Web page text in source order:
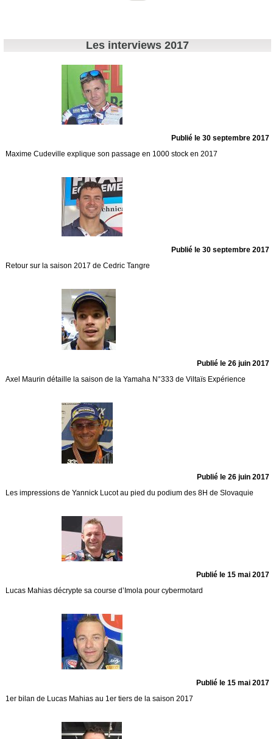
Les interviews 2017
Publié le 30 septembre 2017
Maxime Cudeville explique son passage en 1000 stock en 2017
Publié le 30 septembre 2017
Retour sur la saison 2017 de Cedric Tangre
Publié le 26 juin 2017
Axel Maurin détaille la saison de la Yamaha N°333 de Viltaïs Expérience
Publié le 26 juin 2017
Les impressions de Yannick Lucot au pied du podium des 8H de Slovaquie
Publié le 15 mai 2017
Lucas Mahias décrypte sa course d’Imola pour cybermotard
Publié le 15 mai 2017
1er bilan de Lucas Mahias au 1er tiers de la saison 2017